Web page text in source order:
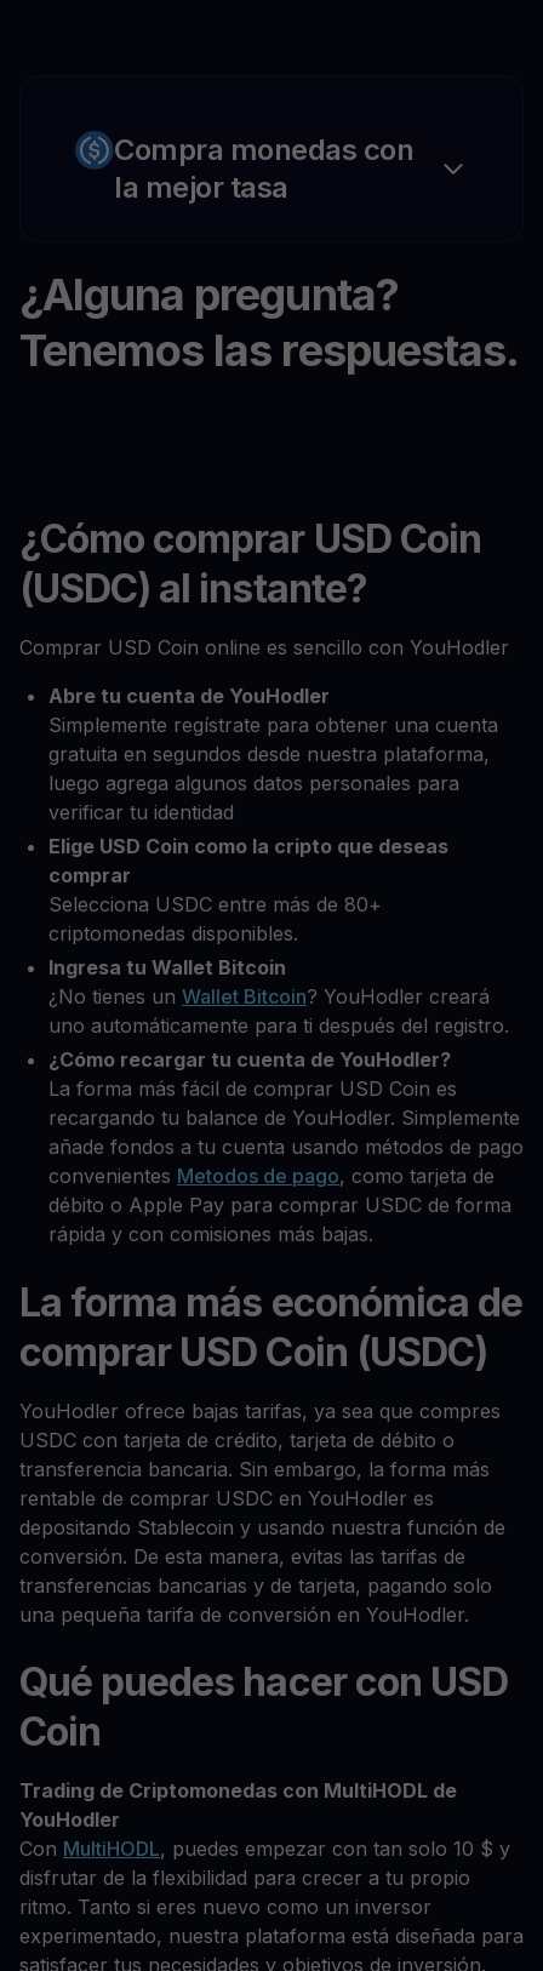
Compra monedas con
la mejor tasa
¿Alguna pregunta?
Tenemos las respuestas.
¿Cómo comprar USD Coin
(USDC) al instante?
Comprar USD Coin online es sencillo con YouHodler
Abre tu cuenta de YouHodler
Simplemente regístrate para obtener una cuenta
gratuita en segundos desde nuestra plataforma,
luego agrega algunos datos personales para
verificar tu identidad
Elige USD Coin como la cripto que deseas
comprar
Selecciona USDC entre más de 80+
criptomonedas disponibles.
Ingresa tu Wallet Bitcoin
¿No tienes un Wallet Bitcoin? YouHodler creará
uno automáticamente para ti después del registro.
¿Cómo recargar tu cuenta de YouHodler?
La forma más fácil de comprar USD Coin es
recargando tu balance de YouHodler. Simplemente
añade fondos a tu cuenta usando métodos de pago
convenientes Metodos de pago, como tarjeta de
débito o Apple Pay para comprar USDC de forma
rápida y con comisiones más bajas.
La forma más económica de
comprar USD Coin (USDC)
YouHodler ofrece bajas tarifas, ya sea que compres
USDC con tarjeta de crédito, tarjeta de débito o
transferencia bancaria. Sin embargo, la forma más
rentable de comprar USDC en YouHodler es
depositando Stablecoin y usando nuestra función de
conversión. De esta manera, evitas las tarifas de
transferencias bancarias y de tarjeta, pagando solo
una pequeña tarifa de conversión en YouHodler.
Qué puedes hacer con USD
Coin
Trading de Criptomonedas con MultiHODL de
YouHodler
Con MultiHODL, puedes empezar con tan solo 10 $ y
disfrutar de la flexibilidad para crecer a tu propio
ritmo. Tanto si eres nuevo como un inversor
experimentado, nuestra plataforma está diseñada para
satisfacer tus necesidades y objetivos de inversión.